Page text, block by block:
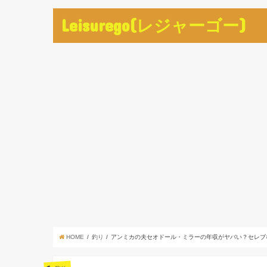
Leisurego(レジャーゴー)
HOME 釣り アンミカの夫セオドール・ミラーの年収がヤバい？セレ